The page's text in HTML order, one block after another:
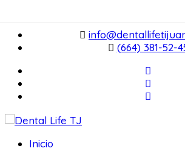
(664) 381-52-
Inicio